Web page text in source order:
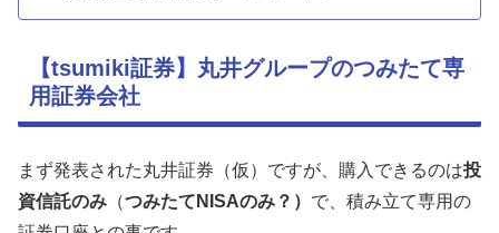
【tsumiki証券】丸井グループのつみたて専
用証券会社
まず発表された丸井証券（仮）ですが、購入できるのは投
資信託のみ （つみたてNISAのみ？） で、積み立て専用の